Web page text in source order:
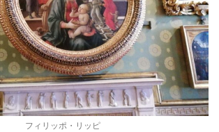
フィリッポ・リッピ